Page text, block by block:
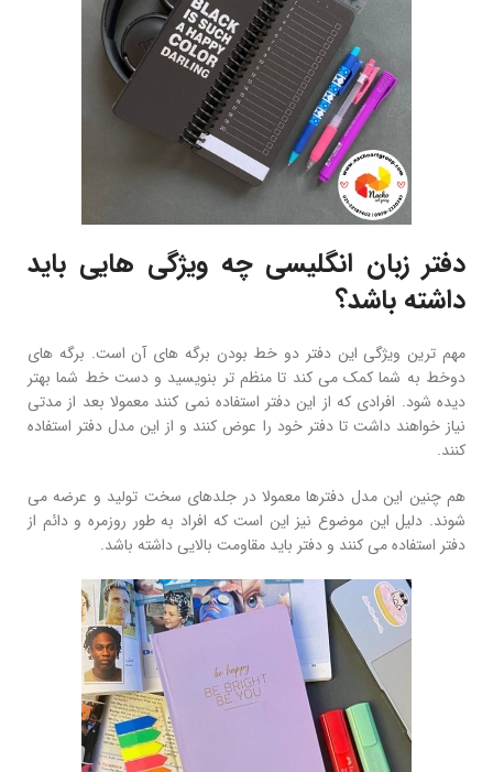
دفتر زبان انگلیسی چه ویژگی هایی باید
داشته باشد؟
مهم ترین ویژگی این دفتر دو خط بودن برگه های آن است. برگه های
دوخط به شما کمک می کند تا منظم تر بنویسید و دست خط شما بهتر
دیده شود. افرادی که از این دفتر استفاده نمی کنند معمولا بعد از مدتی
نیاز خواهند داشت تا دفتر خود را عوض کنند و از این مدل دفتر استفاده
کنند.
هم چنین این مدل دفترها معمولا در جلدهای سخت تولید و عرضه می
شوند. دلیل این موضوع نیز این است که افراد به طور روزمره و دائم از
دفتر استفاده می کنند و دفتر باید مقاومت بالایی داشته باشد.